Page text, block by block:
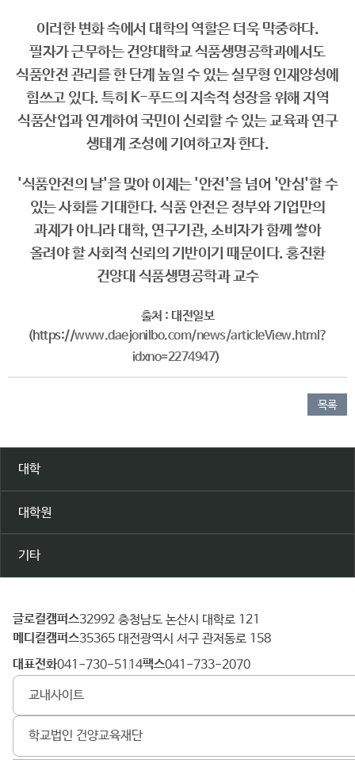
이러한 변화 속에서 대학의 역할은 더욱 막중하다.
필자가 근무하는 건양대학교 식품생명공학과에서도
식품안전 관리를 한 단계 높일 수 있는 실무형 인재양성에
힘쓰고 있다. 특히 K-푸드의 지속적 성장을 위해 지역
식품산업과 연계하여 국민이 신뢰할 수 있는 교육과 연구
생태계 조성에 기여하고자 한다.
'식품안전의 날'을 맞아 이제는 '안전'을 넘어 '안심'할 수
있는 사회를 기대한다. 식품 안전은 정부와 기업만의
과제가 아니라 대학, 연구기관, 소비자가 함께 쌓아
올려야 할 사회적 신뢰의 기반이기 때문이다. 홍진환
건양대 식품생명공학과 교수
출처 : 대전일보
(https://www.daejonilbo.com/news/articleView.html?
idxno=2274947)
목록
대학
대학원
기타
건
양
대
학
글로컬캠퍼스 32992 충청남도 논산시 대학로 121
메디컬캠퍼스 35365 대전광역시 서구 관저동로 158
대표전화 041-730-5114 팩스 041-733-2070
교내사이트
학교법인 건양교육재단